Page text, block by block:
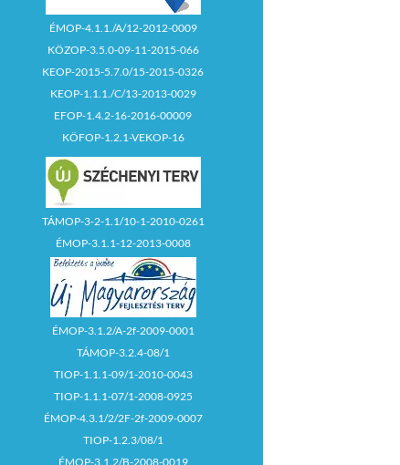
ÉMOP-4.1.1./A/12-2012-0009
KÖZOP-3.5.0-09-11-2015-066
KEOP-2015-5.7.0/15-2015-0326
KEOP-1.1.1./C/13-2013-0029
EFOP-1.4.2-16-2016-00009
KÖFOP-1.2.1-VEKOP-16
TÁMOP-3-2-1.1/10-1-2010-0261
ÉMOP-3.1.1-12-2013-0008
ÉMOP-3.1.2/A-2f-2009-0001
TÁMOP-3.2.4-08/1
TIOP-1.1.1-09/1-2010-0043
TIOP-1.1.1-07/1-2008-0925
ÉMOP-4.3.1/2/2F-2f-2009-0007
TIOP-1.2.3/08/1
ÉMOP-3.1.2/B-2008-0019